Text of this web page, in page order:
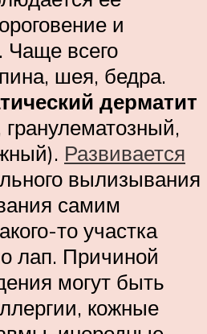
и
всего
шея, бедра.
дерматит
Развивается
вылизывания
самим
то участка
лап. Причиной
могут быть
кожные